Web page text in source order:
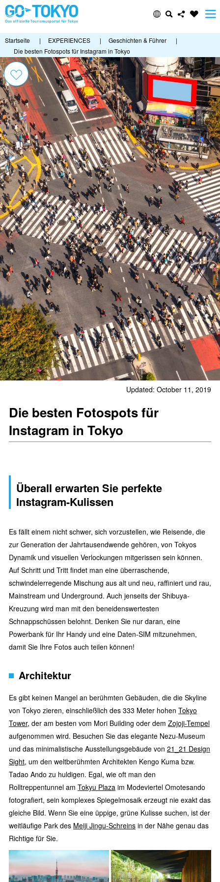
Startseite | EXPERIENCES | Geschichten & Führer
|
Die besten Fotospots für Instagram in Tokyo
Updated: October 11, 2019
Die besten Fotospots für
Instagram in Tokyo
Überall erwarten Sie perfekte
Instagram-Kulissen
Es fällt einem nicht schwer, sich vorzustellen, wie Reisende, die
zur Generation der Jahrtausendwende gehören, von Tokyos
Dynamik und visuellen Verlockungen mitgerissen sein können.
Auf Schritt und Tritt findet man eine überraschende,
schwindelerregende Mischung aus alt und neu, raffiniert und rau,
Mainstream und Underground. Auch jenseits der Shibuya-
Kreuzung wird man mit den beneidenswertesten
Schnappschüssen belohnt. Denken Sie nur daran, eine
Powerbank für Ihr Handy und eine Daten-SIM mitzunehmen,
damit Sie Ihre Fotos auch teilen können!
Architektur
Es gibt keinen Mangel an berühmten Gebäuden, die die Skyline
von Tokyo zieren, einschließlich des 333 Meter hohen Tokyo
Tower, der am besten vom Mori Building oder dem Zojoji-Tempel
aufgenommen wird. Besuchen Sie das elegante Nezu-Museum
und das minimalistische Ausstellungsgebäude von 21_21 Design
Sight, um den weltberühmten Architekten Kengo Kuma bzw.
Tadao Ando zu huldigen. Egal, wie oft man den
Rolltreppentunnel am Tokyu Plaza im Modeviertel Omotesando
fotografiert, sein komplexes Spiegelmosaik erzeugt nie exakt das
gleiche Bild. Wenn Sie eine üppige, grüne Kulisse suchen, ist der
weitläufige Park des Meiji Jingu-Schreins in der Nähe genau das
Richtige für Sie.